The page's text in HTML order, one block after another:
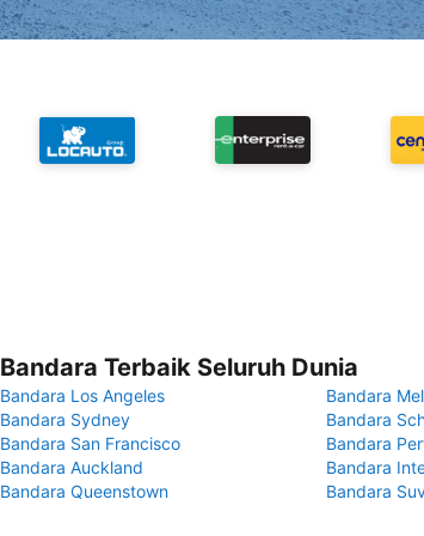
Bandara Terbaik Seluruh Dunia
Bandara Los Angeles
Bandara
Bandara Sydney
Bandara
Bandara San Francisco
Bandara
Bandara Auckland
Bandara
Bandara Queenstown
Bandara